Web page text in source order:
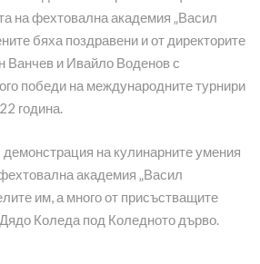
на фехтовална академия „Васил
бяха поздравени и от директорите
Ванчев и Ивайло Воденов с
победи на международните турнири
година.
на кулинарните умения
академия „Васил
им, а много от присъстващите
Коледа под Коледното дърво.